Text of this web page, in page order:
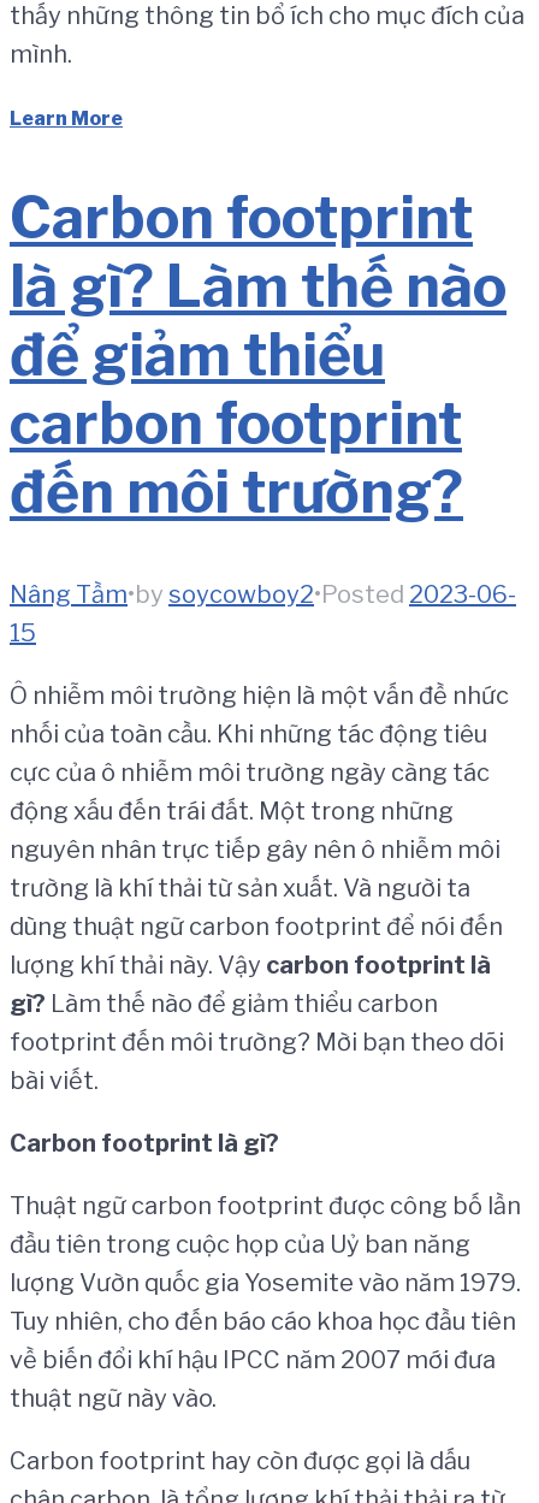
thấy những thông tin bổ ích cho mục đích của
mình.
Learn More
Carbon footprint
là gì? Làm thế nào
để giảm thiểu
carbon footprint
đến môi trường?
Nâng Tầm•by soycowboy2•Posted 2023-06-
15
Ô nhiễm môi trường hiện là một vấn đề nhức
nhối của toàn cầu. Khi những tác động tiêu
cực của ô nhiễm môi trường ngày càng tác
động xấu đến trái đất. Một trong những
nguyên nhân trực tiếp gây nên ô nhiễm môi
trường là khí thải từ sản xuất. Và người ta
dùng thuật ngữ carbon footprint để nói đến
lượng khí thải này. Vậy carbon footprint là
gì? Làm thế nào để giảm thiểu carbon
footprint đến môi trường? Mời bạn theo dõi
bài viết.
Carbon footprint là gì?
Thuật ngữ carbon footprint được công bố lần
đầu tiên trong cuộc họp của Uỷ ban năng
lượng Vườn quốc gia Yosemite vào năm 1979.
Tuy nhiên, cho đến báo cáo khoa học đầu tiên
về biến đổi khí hậu IPCC năm 2007 mới đưa
thuật ngữ này vào.
Carbon footprint hay còn được gọi là dấu